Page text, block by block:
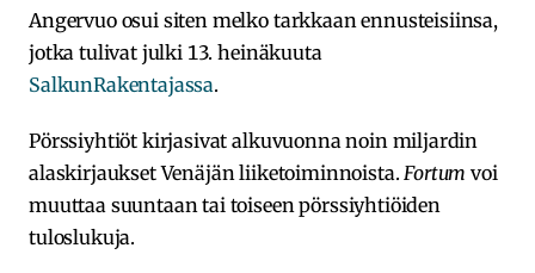
Angervuo osui siten melko tarkkaan ennusteisiinsa,
jotka tulivat julki 13. heinäkuuta
SalkunRakentajassa.
Pörssiyhtiöt kirjasivat alkuvuonna noin miljardin
alaskirjaukset Venäjän liiketoiminnoista.Fortum voi
muuttaa suuntaan tai toiseen pörssiyhtiöiden
tuloslukuja.